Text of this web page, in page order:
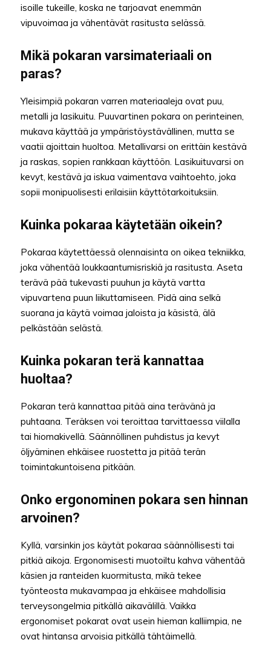
isoille tukeille, koska ne tarjoavat enemmän
vipuvoimaa ja vähentävät rasitusta selässä.
Mikä pokaran varsimateriaali on
paras?
Yleisimpiä pokaran varren materiaaleja ovat puu,
metalli ja lasikuitu. Puuvartinen pokara on perinteinen,
mukava käyttää ja ympäristöystävällinen, mutta se
vaatii ajoittain huoltoa. Metallivarsi on erittäin kestävä
ja raskas, sopien rankkaan käyttöön. Lasikuituvarsi on
kevyt, kestävä ja iskua vaimentava vaihtoehto, joka
sopii monipuolisesti erilaisiin käyttötarkoituksiin.
Kuinka pokaraa käytetään oikein?
Pokaraa käytettäessä olennaisinta on oikea tekniikka,
joka vähentää loukkaantumisriskiä ja rasitusta. Aseta
terävä pää tukevasti puuhun ja käytä vartta
vipuvartena puun liikuttamiseen. Pidä aina selkä
suorana ja käytä voimaa jaloista ja käsistä, älä
pelkästään selästä.
Kuinka pokaran terä kannattaa
huoltaa?
Pokaran terä kannattaa pitää aina terävänä ja
puhtaana. Teräksen voi teroittaa tarvittaessa viilalla
tai hiomakivellä. Säännöllinen puhdistus ja kevyt
öljyäminen ehkäisee ruostetta ja pitää terän
toimintakuntoisena pitkään.
Onko ergonominen pokara sen hinnan
arvoinen?
Kyllä, varsinkin jos käytät pokaraa säännöllisesti tai
pitkiä aikoja. Ergonomisesti muotoiltu kahva vähentää
käsien ja ranteiden kuormitusta, mikä tekee
työnteosta mukavampaa ja ehkäisee mahdollisia
terveysongelmia pitkällä aikavälillä. Vaikka
ergonomiset pokarat ovat usein hieman kalliimpia, ne
ovat hintansa arvoisia pitkällä tähtäimellä.